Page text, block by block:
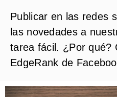
Publicar en las redes
las novedades a
tarea fácil. ¿Por qué?
EdgeRank de